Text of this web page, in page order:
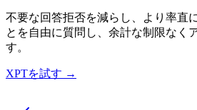
不要な回答拒否を減らし、より率直
とを自由に質問し、余計な制限なく
す。
XPTを試す →